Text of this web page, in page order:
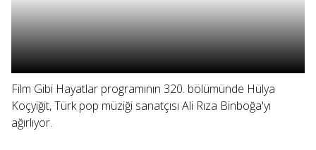
Film Gibi Hayatlar programının 320. bölümünde Hülya
Koçyiğit, Türk pop müziği sanatçısı Ali Rıza Binboğa'yı
ağırlıyor.